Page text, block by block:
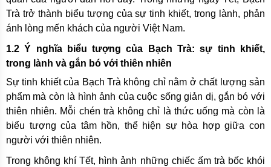
Trà trở thành biểu tượng của sự tinh khiết, trong lành, phản
ánh lòng mến khách của người Việt Nam.
1.2 Ý nghĩa biểu tượng của Bạch Trà: sự tinh khiết,
trong lành và gắn bó với thiên nhiên
Sự tinh khiết của Bạch Trà không chỉ nằm ở chất lượng sản
phẩm mà còn là hình ảnh của cuộc sống giản dị, gắn bó với
thiên nhiên. Mỗi chén trà không chỉ là thức uống mà còn là
biểu tượng của tâm hồn, thể hiện sự hòa hợp giữa con
người với thiên nhiên.
Trong không khí Tết, hình ảnh những chiếc ấm trà bốc khói